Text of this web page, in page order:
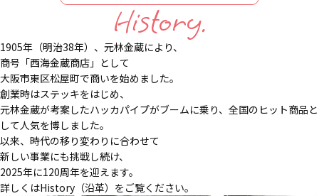
History.
1905年（明治38年）、元林金蔵により、
商号「西海金蔵商店」として
大阪市東区松屋町で商いを始めました。
創業時はステッキをはじめ、
元林金蔵が考案したハッカパイプがブームに乗り、全国のヒット商品と
して人気を博しました。
以来、時代の移り変わりに合わせて
新しい事業にも挑戦し続け、
2025年に120周年を迎えます。
詳しくはHistory（沿革）をご覧ください。